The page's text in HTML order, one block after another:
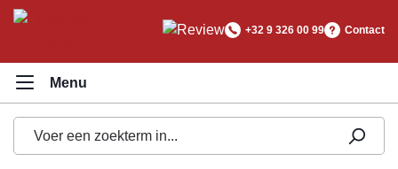
+32 9 326 00 99 Contact